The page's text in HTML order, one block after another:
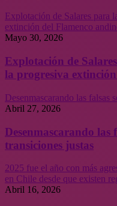
Explotación de Salares para
extinción del Flamenco
Mayo 30, 2026
Explotación de
la progresiva
Desenmascarando las falsas
Abril 27, 2026
Desenmascarando las
transiciones justas
2025 fue el año con más
en Chile desde que existen
Abril 16, 2026